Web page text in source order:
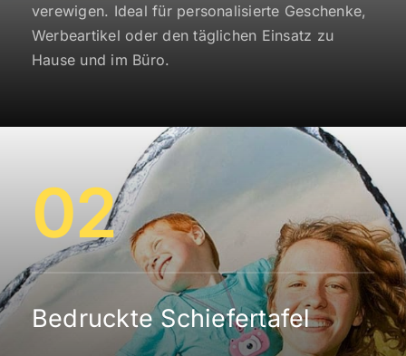
verewigen. Ideal für personalisierte Geschenke,
Werbeartikel oder den täglichen Einsatz zu
Hause und im Büro.
02
Bedruckte Schiefertafel